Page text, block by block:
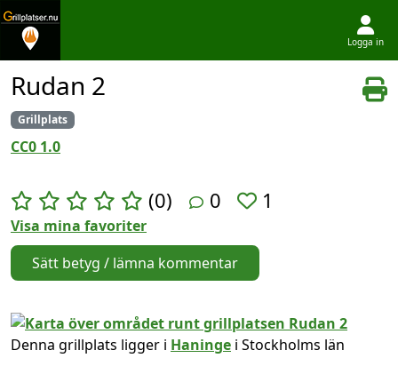
Logga in
Rudan 2
Grillplats
CC0 1.0
(0) 0 1
Visa mina favoriter
Sätt betyg / lämna kommentar
Denna grillplats ligger i Haninge i Stockholms län